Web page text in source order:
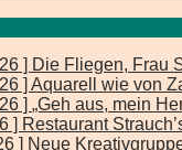
] Die Fliegen, Frau
] Aquarell wie von
] „Geh aus, mein
] Restaurant
] Neue